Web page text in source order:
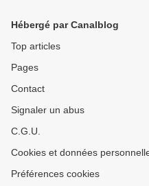
Hébergé par Canalblog
Top articles
Pages
Contact
Signaler un abus
C.G.U.
Cookies et données
Préférences cookies